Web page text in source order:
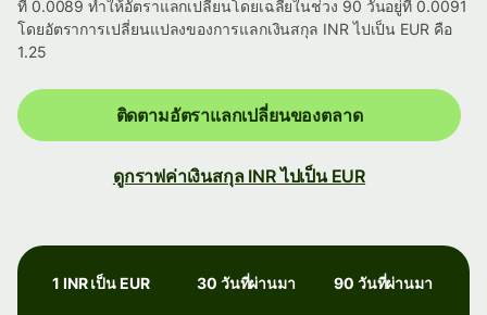
ที่ 0.0089 ทำให้อัตราแลกเปลี่ยนโดยเฉลี่ยในช่วง 90 วันอยู่ที่ 0.0091
โดยอัตราการเปลี่ยนแปลงของการแลกเงินสกุล INR ไปเป็น EUR คือ
1.25
ติดตามอัตราแลกเปลี่ยนของตลาด
ดูกราฟค่าเงินสกุล INR ไปเป็น EUR
1 INR เป็น EUR 30 วันที่ผ่านมา 90 วันที่ผ่านมา